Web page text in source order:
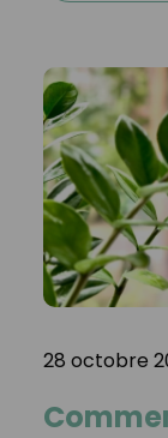
28 octobre